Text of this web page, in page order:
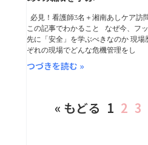
必見！看護師3名＋湘南あしケア訪
この記事でわかること なぜ今、フ
先に「安全」を学ぶべきなのか 現
ぞれの現場でどんな危機管理をし
つづきを読む »
« もどる 1 2 3